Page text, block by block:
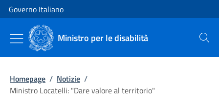
Vai al contenuto
Vai alla navigazione del sito
Governo Italiano
Ministro per le disabilità Cerca
Homepage / Notizie /
Ministro Locatelli: "Dare valore al territorio"